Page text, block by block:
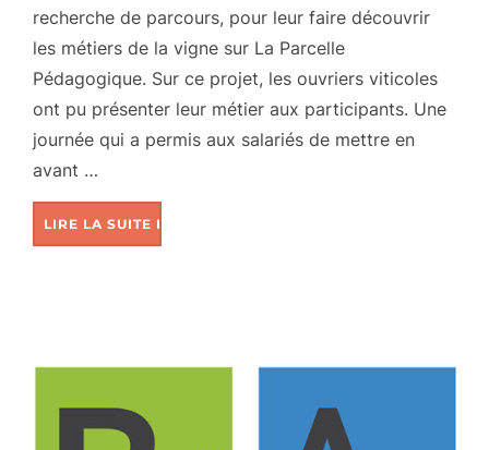
recherche de parcours, pour leur faire découvrir
les métiers de la vigne sur La Parcelle
Pédagogique. Sur ce projet, les ouvriers viticoles
ont pu présenter leur métier aux participants. Une
journée qui a permis aux salariés de mettre en
avant …
LIRE LA SUITE DE